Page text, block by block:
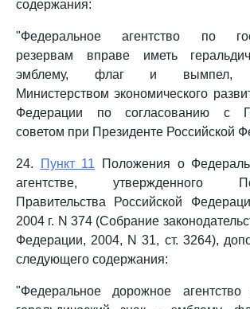
содержания:
"Федеральное агентство по
резервам вправе иметь
эмблему, флаг и вымпел,
Министерством экономического
Федерации по согласованию с
советом при Президенте Российской
24. Пункт 11 Положения о
агентстве, утвержденного
Правительства Российской
2004 г. N 374 (Собрание
Федерации, 2004, N 31, ст. 3264),
следующего содержания:
"Федеральное дорожное